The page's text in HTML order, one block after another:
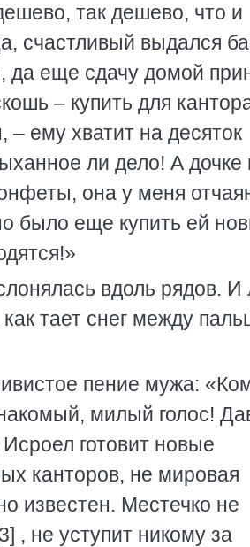
так дешево, что и
счастливый выдался
еще сдачу домой
– купить для
– ему хватит на десяток
ли дело! А дочке
она у меня
было еще купить ей
вдоль рядов. И
тает снег между
пение мужа:
милый голос!
готовит новые
канторов, не мировая
известен. Местечко не
, не уступит никому за